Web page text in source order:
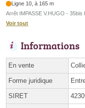
Ligne 10, à 165 m
Arrêt IMPASSE V.HUGO - 35bis
Voir tout
Informations
En vente
Forme juridique
SIRET